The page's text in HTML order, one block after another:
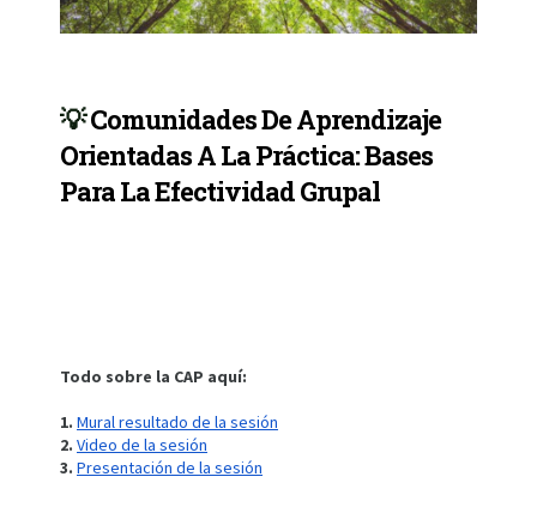
💡Comunidades De Aprendizaje
Orientadas A La Práctica: Bases
Para La Efectividad Grupal
Todo sobre la CAP aquí:
1. Mural resultado de la sesión
2. Video de la sesión
3. Presentación de la sesión